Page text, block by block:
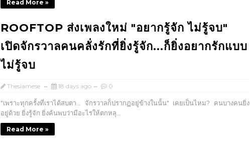
Read More »
ROOFTOP ส่งเพลงใหม่ "อยากรู้จัก ไม่รู้จบ"
เปิดจักรวาลคนคลั่งรักที่ยิ่งรู้จัก...ก็ยิ่งอยากรักแบบ
ไม่รู้จบ
Thesiamese 18 days ago 0
"เพราะทุกครั้งที่เราได้สบตา... จักรวาลก็ปรากฏอยู่ข้างในนั้น" เคยเป็นไหม? คนบางคนยิ่ง
อยู่ด้วย ยิ่งรู้จัก ยิ่งค้นพบว่ามีอะไรให้ตกหลุ...
Read More »